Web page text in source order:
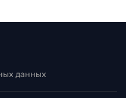
данных